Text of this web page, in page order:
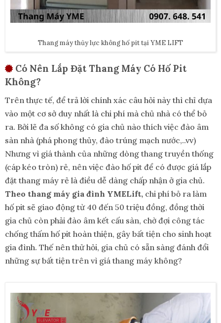
Thang máy thủy lực không hố pit tại YME LIFT
Có Nên Lắp Đặt Thang Máy Có Hố Pit
Không?
Trên thực tế, để trả lời chính xác câu hỏi này thì chỉ dựa
vào một cơ sở duy nhất là chi phí mà chủ nhà có thể bỏ
ra. Bởi lẽ đa số không có gia chủ nào thích việc đào âm
sàn nhà (phá phong thủy, đào trúng mạch nước,..vv)
Nhưng vì giá thành của những dòng thang truyền thống
(cáp kéo tròn) rẻ, nên việc đào hố pit để có được giá lắp
đặt thang máy rẻ là điều dễ dàng chấp nhận ở gia chủ.
Theo thang máy gia đình YMELift, chi phí bỏ ra làm
hố pit sẽ giao động từ 40 đến 50 triệu đồng, đồng thời
gia chủ còn phải đào âm kết cấu sàn, chờ đợi công tác
chống thấm hố pit hoàn thiện, gây bất tiện cho sinh hoạt
gia đình. Thế nên thử hỏi, gia chủ có sẵn sàng đánh đổi
những sự bất tiện trên vì giá thang máy không?